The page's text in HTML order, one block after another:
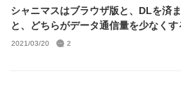
シャニマスはブラウザ版と、DLを済
と、どちらがデータ通信量を少なく
2021/03/20
2